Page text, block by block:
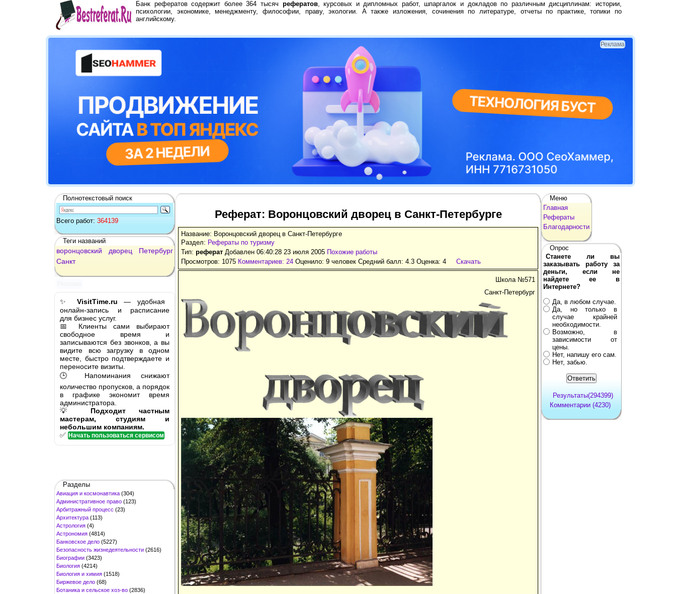
Банк рефератов содержит более 364 тысяч рефератов, курсовых и дипломных работ, шпаргалок и докладов по различным дисциплинам: истории,
психологии, экономике, менеджменту, философии, праву, экологии. А также изложения, сочинения по литературе, отчеты по практике, топики по
английскому.
Реклама
Полнотекстовый поиск
Всего работ: 364139
Теги названий
воронцовский дворец
Петербург
Санкт
✨ VisitTime.ru — удобная
онлайн-запись и расписание
для бизнес услуг.
📅 Клиенты сами выбирают
свободное время и
записываются без звонков, а вы
видите всю загрузку в одном
месте, быстро подтверждаете и
переносите визиты.
🕒 Напоминания снижают
количество пропусков, а порядок
в графике экономит время
администратора.
💡 Подходит частным
мастерам, студиям и
небольшим компаниям.
✅ Начать пользоваться сервисом
Разделы
Авиация и космонавтика (304)
Административное право (123)
Арбитражный процесс (23)
Архитектура (113)
Астрология (4)
Астрономия (4814)
Банковское дело (5227)
Безопасность жизнедеятельности (2616)
Биографии (3423)
Биология (4214)
Биология и химия (1518)
Биржевое дело (68)
Ботаника и сельское хоз-во (2836)
Реферат: Воронцовский дворец в Санкт-Петербурге
Название: Воронцовский дворец в Санкт-Петербурге
Раздел: Рефераты по туризму
Тип: реферат Добавлен 06:40:28 23 июля 2005 Похожие работы
Просмотров: 1075 Комментариев: 24 Оценило: 9 человек Средний балл: 4.3 Оценка: 4 Скачать
Школа №571
Санкт-Петербург
Меню
Главная
Рефераты
Благодарности
Опрос
Станете ли вы
заказывать работу за
деньги, если не
найдете ее в
Интернете?
Да, в любом случае.
Да, но только в
случае крайней
необходимости.
Возможно, в
зависимости от
цены.
Нет, напишу его сам.
Нет, забью.
Результаты(294399)
Комментарии (4230)